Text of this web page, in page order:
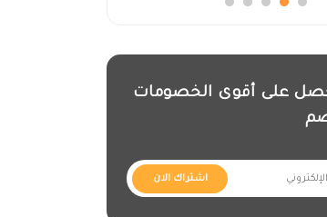
على أقوى الخصومات
اشتراك الان